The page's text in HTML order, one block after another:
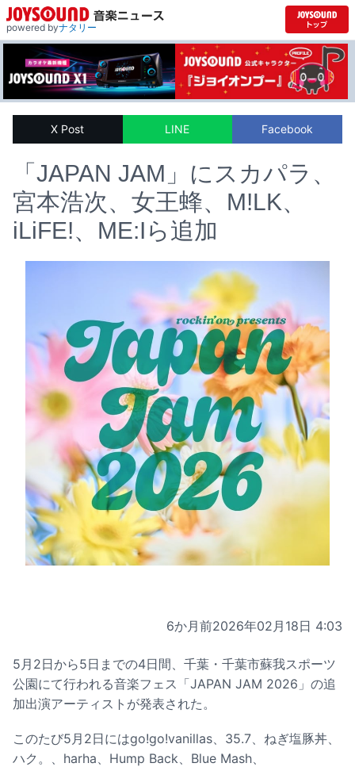
powered byナタリー
X Post LINE Facebook
「JAPAN JAM」にスカパラ、
宮本浩次、女王蜂、M!LK、
iLiFE!、ME:Iら追加
6か月前2026年02月18日 4:03
5月2日から5日までの4日間、千葉・千葉市蘇我スポーツ
公園にて行われる音楽フェス「JAPAN JAM 2026」の追
加出演アーティストが発表された。
このたび5月2日にはgo!go!vanillas、35.7、ねぎ塩豚丼、
ハク。、harha、Hump Back、Blue Mash、